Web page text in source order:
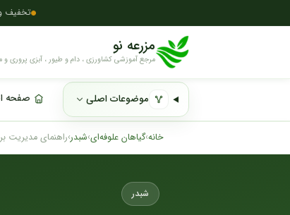
تخفیف
مزرعه نو
مرجع آموزشی کشاورزی ، دام و طیور ، آبزی پروری و
موضوعات اصلی صفحه
خانه›گیاهان علوفه‌ای›شبدر›راهنمای مدیریت
شبدر